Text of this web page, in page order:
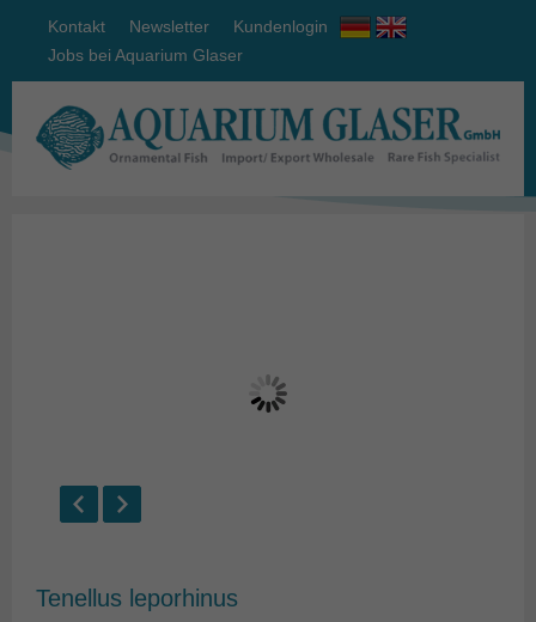
Kontakt Newsletter
Kundenlogin
Jobs bei Aquarium Glaser
Tenellus leporhinus